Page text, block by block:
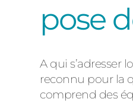
pose
A qui s’adresser
reconnu pour la
comprend des